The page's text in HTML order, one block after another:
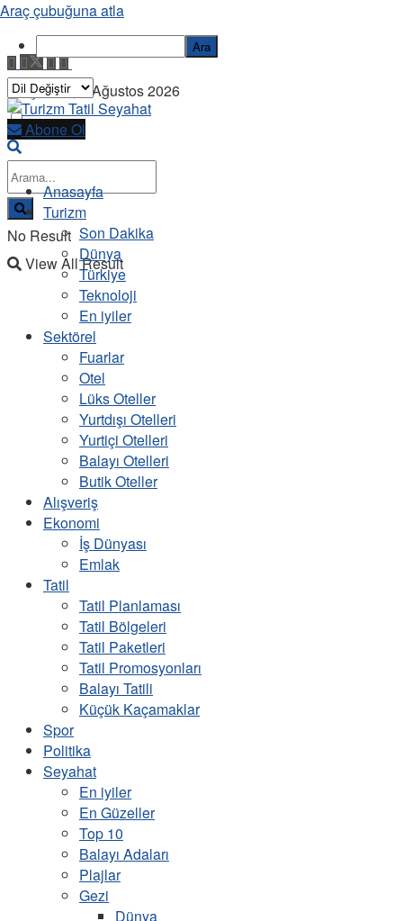
Perşembe, 6 Ağustos 2026
No Result
View All Result
Abone Ol
Anasayfa
Turizm
Son Dakika
Dünya
Türkiye
Teknoloji
En iyiler
Sektörel
Fuarlar
Otel
Lüks Oteller
Yurtdışı Otelleri
Yurtiçi Otelleri
Balayı Otelleri
Butik Oteller
Alışveriş
Ekonomi
İş Dünyası
Emlak
Tatil
Tatil Planlaması
Tatil Bölgeleri
Tatil Paketleri
Tatil Promosyonları
Balayı Tatili
Küçük Kaçamaklar
Spor
Politika
Seyahat
En iyiler
En Güzeller
Top 10
Balayı Adaları
Plajlar
Gezi
Dünya
Araç çubuğuna atla
Ara